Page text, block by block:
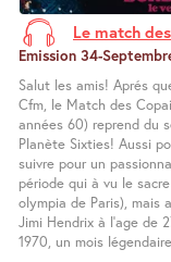
Le match
Emission 34-
Salut les amis! Aprés
Cfm, le Match des
années 60) reprend du
Planète Sixties! Aussi
suivre pour un
période qui à vu le
olympia de Paris), mais
Jimi Hendrix à l’age de
1970, un mois